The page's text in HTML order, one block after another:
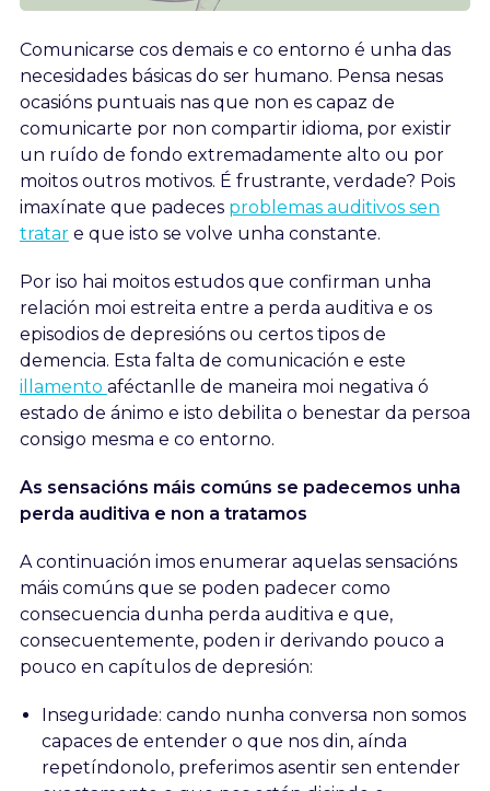
Comunicarse cos demais e co entorno é unha das
necesidades básicas do ser humano. Pensa nesas
ocasións puntuais nas que non es capaz de
comunicarte por non compartir idioma, por existir
un ruído de fondo extremadamente alto ou por
moitos outros motivos. É frustrante, verdade? Pois
imaxínate que padeces problemas auditivos sen
tratare que isto se volve unha constante.
Por iso hai moitos estudos que confirman unha
relación moi estreita entre a perda auditiva e os
episodios de depresións ou certos tipos de
demencia. Esta falta de comunicación e este
illamento aféctanlle de maneira moi negativa ó
estado de ánimo e isto debilita o benestar da persoa
consigo mesma e co entorno.
As sensacións máis comúns se padecemos unha
perda auditiva e non a tratamos
A continuación imos enumerar aquelas sensacións
máis comúns que se poden padecer como
consecuencia dunha perda auditiva e que,
consecuentemente, poden ir derivando pouco a
pouco en capítulos de depresión:
Inseguridade: cando nunha conversa non somos
capaces de entender o que nos din, aínda
repetíndonolo, preferimos asentir sen entender